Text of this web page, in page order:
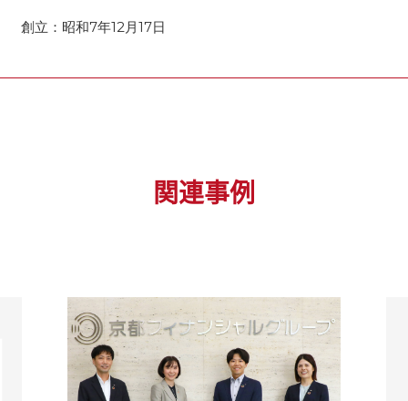
創立：昭和7年12月17日
関連事例